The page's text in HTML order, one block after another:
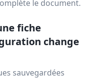
le document.
fiche
change
sauvegardées